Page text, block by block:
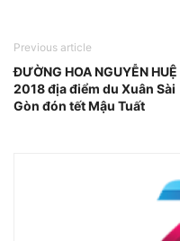
Previous article
ĐƯỜNG HOA NGUYỄN HUỆ
2018 địa điểm du Xuân Sài
Gòn đón tết Mậu Tuất